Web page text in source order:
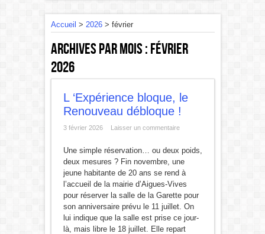
Accueil > 2026> février
Archives par mois :février
2026
L ‘Expérience bloque, le
Renouveau débloque !
3 février 2026 Laisser un commentaire
Une simple réservation… ou deux poids,
deux mesures ? Fin novembre, une
jeune habitante de 20 ans se rend à
l’accueil de la mairie d’Aigues-Vives
pour réserver la salle de la Garette pour
son anniversaire prévu le 11 juillet. On
lui indique que la salle est prise ce jour-
là, mais libre le 18 juillet. Elle repart